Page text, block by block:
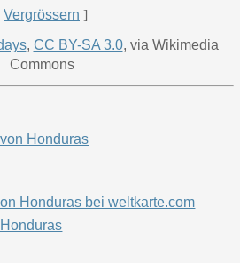
Vergrössern ]
, CC BY-SA 3.0, via Wikimedia
Commons
Honduras
Honduras bei weltkarte.com